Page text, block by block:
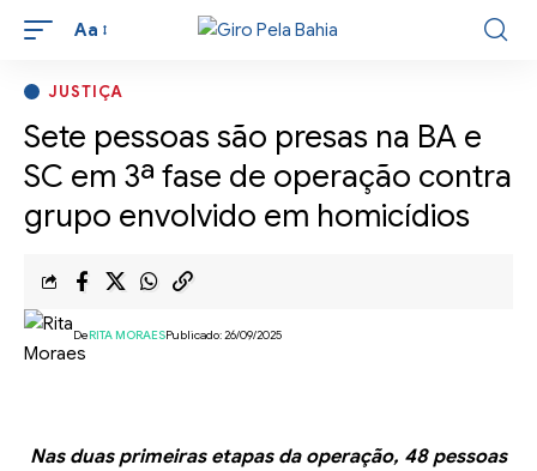
Aa
JUSTIÇA
Sete pessoas são presas na BA e
SC em 3ª fase de operação contra
grupo envolvido em homicídios
DeRITA MORAESPublicado: 26/09/2025
Nas duas primeiras etapas da operação, 48 pessoas